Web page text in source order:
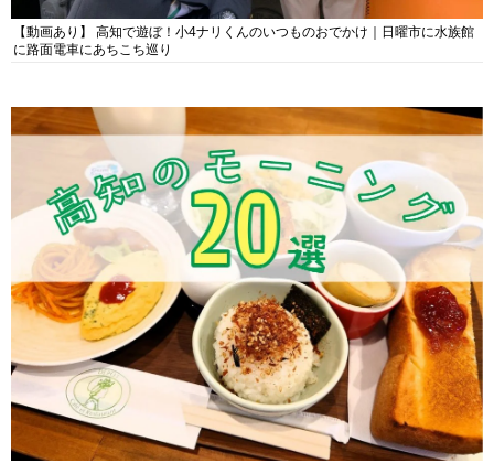
【動画あり】 高知で遊ぼ！小4ナリくんのいつものおでかけ｜日曜市に水族館
に路面電車にあちこち巡り